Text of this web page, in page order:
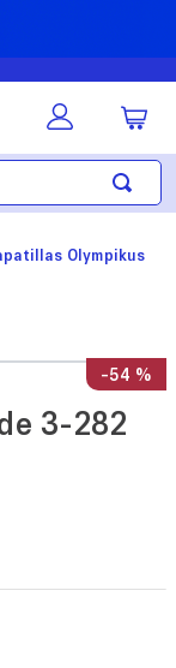
Olympikus
-54 %
3-282